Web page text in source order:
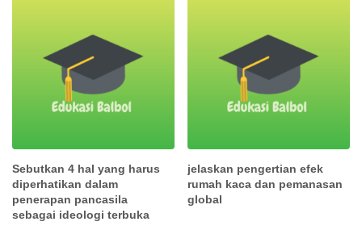
Sebutkan 4 hal yang harus
diperhatikan dalam
penerapan pancasila
sebagai ideologi terbuka
jelaskan pengertian efek
rumah kaca dan pemanasan
global